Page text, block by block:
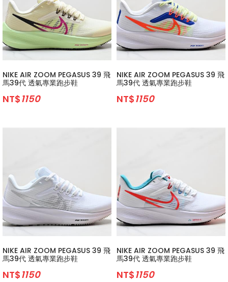
NIKE AIR ZOOM PEGASUS 39 飛
馬39代 透氣專業跑步鞋
NT$1150
NIKE AIR ZOOM PEGASUS 39 飛
馬39代 透氣專業跑步鞋
NT$1150
NIKE AIR ZOOM PEGASUS 39 飛
馬39代 透氣專業跑步鞋
NT$1150
NIKE AIR ZOOM PEGASUS 39 飛
馬39代 透氣專業跑步鞋
NT$1150